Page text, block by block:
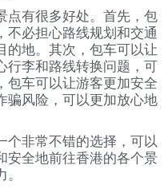
点有很多好处。首先，包
不必担心路线规划和交通
的地。其次，包车可以让
行李和路线转换问题，可
包车可以让游客更加安全
骗风险，可以更加放心地
个非常不错的选择，可以
安全地前往香港的各个景